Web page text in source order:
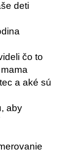
deti
čo to
a aké sú
aby